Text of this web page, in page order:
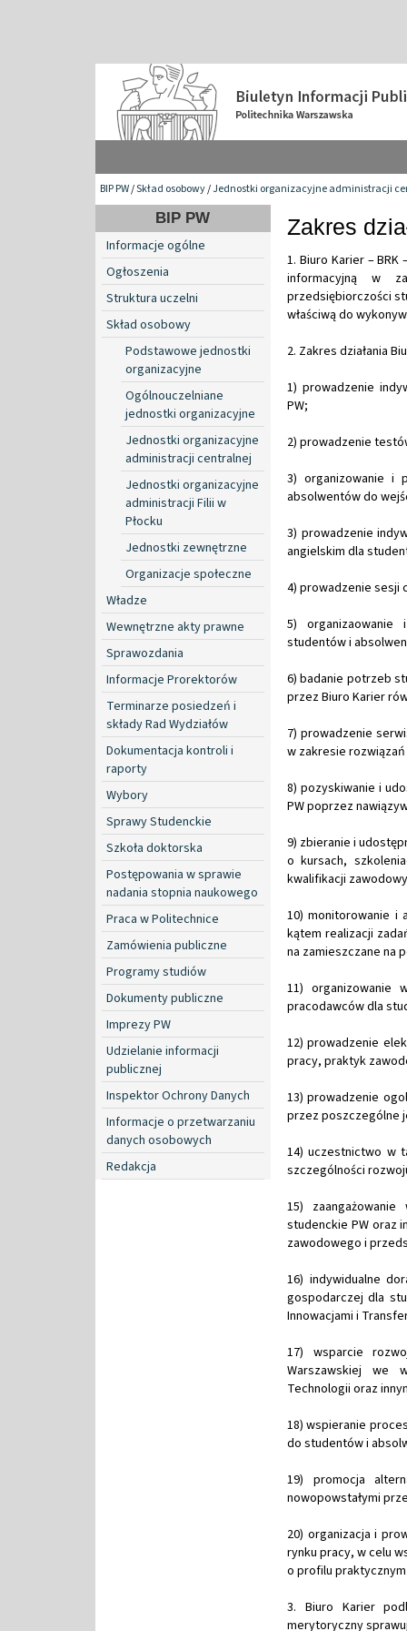
BIP PW/Skład osobowy/Jednostki organizacyjne administracji
BIP PW
Informacje ogólne
Ogłoszenia
Struktura uczelni
Skład osobowy
Podstawowe jednostki
organizacyjne
Ogólnouczelniane
jednostki organizacyjne
Jednostki organizacyjne
administracji centralnej
Jednostki organizacyjne
administracji Filii w
Płocku
Jednostki zewnętrzne
Organizacje społeczne
Władze
Wewnętrzne akty prawne
Sprawozdania
Informacje Prorektorów
Terminarze posiedzeń i
składy Rad Wydziałów
Dokumentacja kontroli i
raporty
Wybory
Sprawy Studenckie
Szkoła doktorska
Postępowania w sprawie
nadania stopnia naukowego
Praca w Politechnice
Zamówienia publiczne
Programy studiów
Dokumenty publiczne
Imprezy PW
Udzielanie informacji
publicznej
Inspektor Ochrony Danych
Informacje o przetwarzaniu
danych osobowych
Redakcja
Zakres
1. Biuro Karier –
informacyjną w
przedsiębiorczości
właściwą do
2. Zakres działania
1) prowadzenie
PW;
2) prowadzenie
3) organizowanie i
absolwentów do
3) prowadzenie
angielskim dla
4) prowadzenie sesji
5) organizaowanie
studentów i
6) badanie potrzeb
przez Biuro Karier
7) prowadzenie
w zakresie
8) pozyskiwanie i
PW poprzez
9) zbieranie i
o kursach,
kwalifikacji
10) monitorowanie i
kątem realizacji
na zamieszczane na
11) organizowanie
pracodawców dla
12) prowadzenie
pracy, praktyk
13) prowadzenie
przez poszczególne
14) uczestnictwo w
szczególności
15)
studenckie PW oraz
zawodowego i
16) indywidualne
gospodarczej dla
Innowacjami i
17) wsparcie
Warszawskiej we
Technologii oraz
18) wspieranie
do studentów i
19) promocja
nowopowstałymi
20) organizacja i
rynku pracy, w celu
o profilu
3. Biuro Karier
merytoryczny